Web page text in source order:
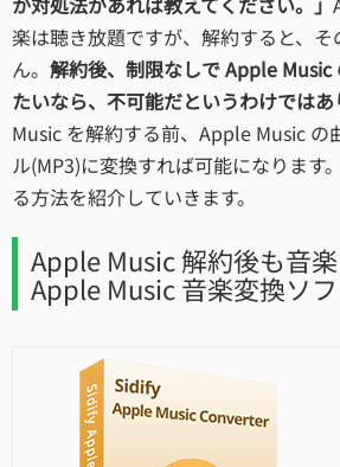
楽は聴き放題ですが、解約すると、
ん。 解約後、制限なしで Apple Music
たいなら、不可能だというわけではあ
Music を解約する前、Apple Music の
ル(MP3)に変換すれば可能になります
る方法を紹介していきます。
Apple Music 解約後も音
Apple Music 音楽変換ソフ